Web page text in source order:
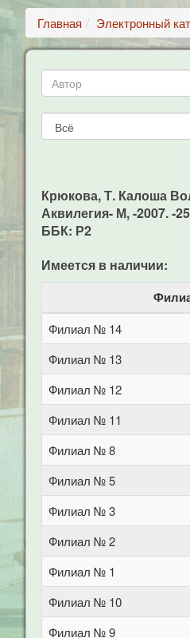
Главная Электронный
Крюкова, Т. Калоша
Аквилегия- М, -2007. -
ББК: Р2
Имеется в наличии:
Филиал № 14
Филиал № 13
Филиал № 12
Филиал № 11
Филиал № 8
Филиал № 5
Филиал № 3
Филиал № 2
Филиал № 1
Филиал № 10
Филиал № 9